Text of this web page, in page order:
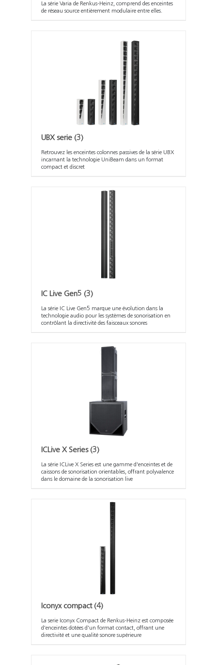
La série Varia de Renkus-Heinz, comprend des enceintes
de réseau source entièrement modulaire entre elles.
UBX serie (3)
Retrouvez les enceintes colonnes passives de la série UBX
incarnant la technologie UniBeam dans un format
compact et discret
IC Live Gen5 (3)
La série IC Live Gen5 marque une évolution dans la
technologie audio pour les systèmes de sonorisation en
contrôlant la directivité des faisceaux sonores
ICLive X Series (3)
La série ICLive X Series est une gamme d'enceintes et de
caissons de sonorisation orientables, offrant polyvalence
dans le domaine de la sonorisation live
Iconyx compact (4)
La serie Iconyx Compact de Renkus-Heinz est composée
d'enceintes dotées d'un format contact, offrant une
directivité et une qualité sonore supérieure